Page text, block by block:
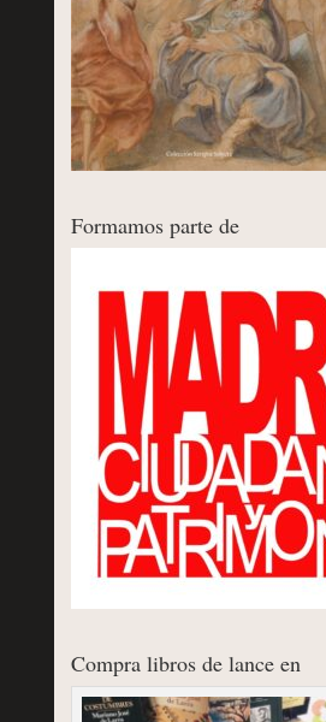
Formamos parte de
Compra libros de lance en